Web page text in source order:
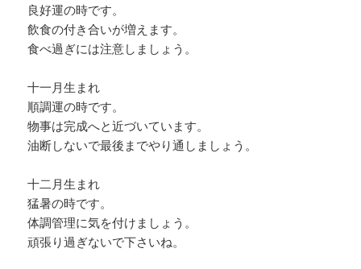
良好運の時です。
飲食の付き合いが増えます。
食べ過ぎには注意しましょう。
十一月生まれ
順調運の時です。
物事は完成へと近づいています。
油断しないで最後までやり通しましょう。
十二月生まれ
猛暑の時です。
体調管理に気を付けましょう。
頑張り過ぎないで下さいね。